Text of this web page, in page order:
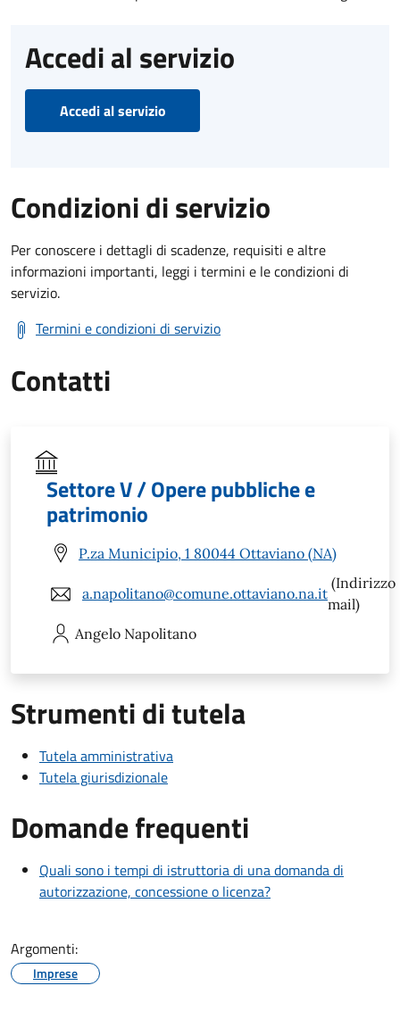
Accedi al servizio
Accedi al servizio
Condizioni di servizio
Per conoscere i dettagli di scadenze, requisiti e altre
informazioni importanti, leggi i termini e le condizioni di
servizio.
Termini e condizioni di servizio
Contatti
Settore V / Opere pubbliche e
patrimonio
P.za Municipio, 1 80044 Ottaviano (NA)
a.napolitano@comune.ottaviano.na.it
(Indirizzo
mail)
Angelo Napolitano
Strumenti di tutela
Tutela amministrativa
Tutela giurisdizionale
Domande frequenti
Quali sono i tempi di istruttoria di una domanda di
autorizzazione, concessione o licenza?
Argomenti:
Imprese